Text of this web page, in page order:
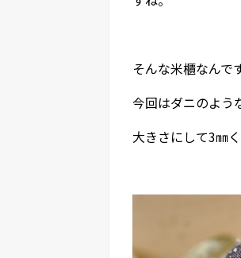
そんな米櫃なんで
今回はダニのよう
大きさにして3㎜